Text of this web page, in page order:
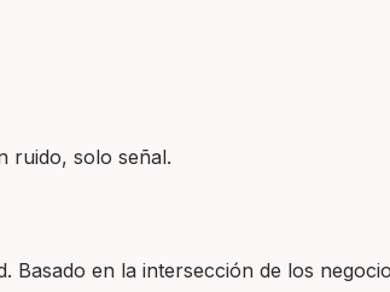
ruido, solo señal.
Basado en la intersección de los